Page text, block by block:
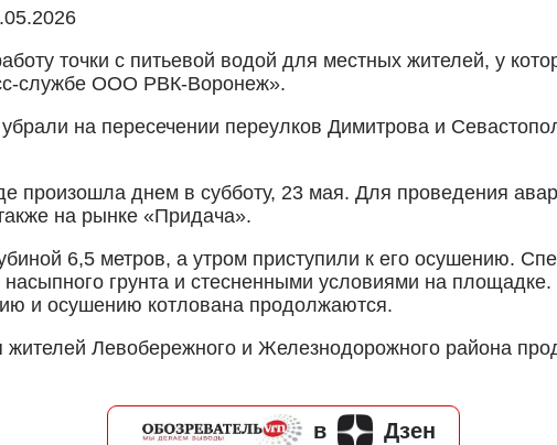
точки с питьевой водой для местных жителей, у
службе ООО РВК-Воронеж».
на пересечении переулков Димитрова и
произошла днем в субботу, 23 мая. Для проведения
на рынке «Придача».
6,5 метров, а утром приступили к его осушению.
грунта и стесненными условиями на
и осушению котлована продолжаются.
Левобережного и Железнодорожного района
в Дзен